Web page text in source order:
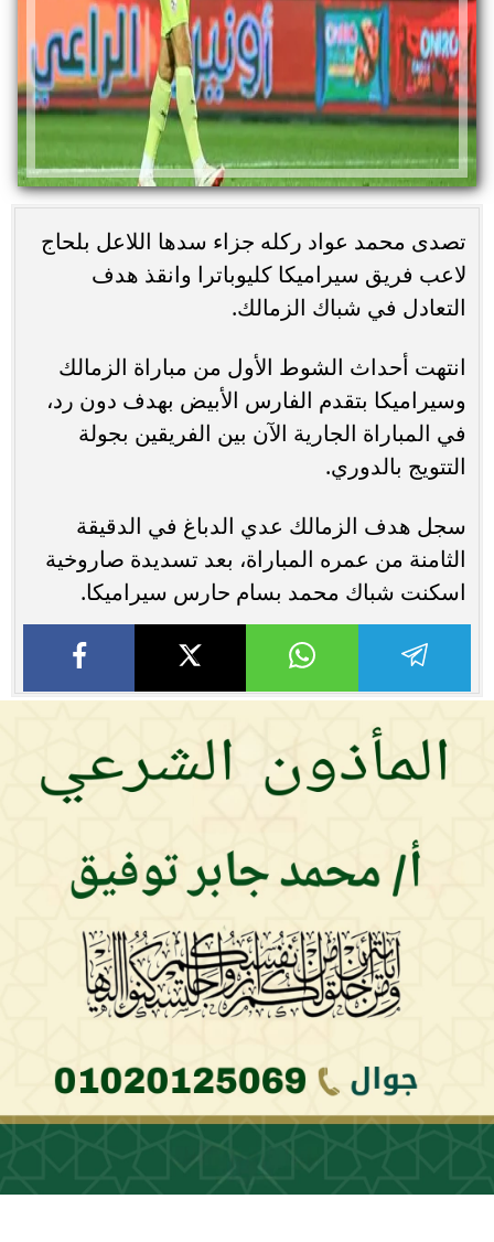
تصدى محمد عواد ركله جزاء سدها اللاعل بلحاج
لاعب فريق سيراميكا كليوباترا وانقذ هدف
التعادل في شباك الزمالك.
انتهت أحداث الشوط الأول من مباراة الزمالك
وسيراميكا بتقدم الفارس الأبيض بهدف دون رد،
في المباراة الجارية الآن بين الفريقين بجولة
التتويج بالدوري.
سجل هدف الزمالك عدي الدباغ في الدقيقة
الثامنة من عمره المباراة، بعد تسديدة صاروخية
اسكنت شباك محمد بسام حارس سيراميكا.